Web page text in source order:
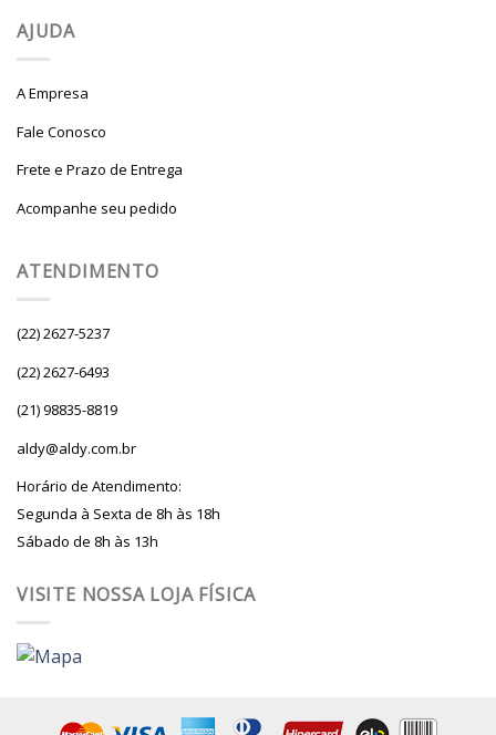
AJUDA
A Empresa
Fale Conosco
Frete e Prazo de Entrega
Acompanhe seu pedido
ATENDIMENTO
(22) 2627-5237
(22) 2627-6493
(21) 98835-8819
aldy@aldy.com.br
Horário de Atendimento:
Segunda à Sexta de 8h às 18h
Sábado de 8h às 13h
VISITE NOSSA LOJA FÍSICA